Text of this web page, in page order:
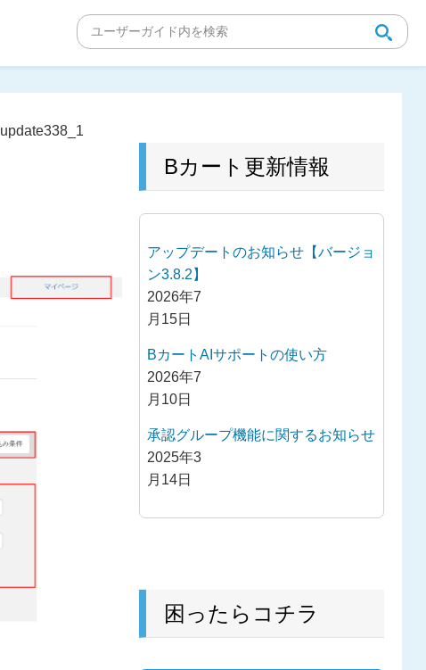
update338_1
Bカート更新情報
アップデートのお知らせ【バージョ
ン3.8.2】
2026年7
月15日
BカートAIサポートの使い方
2026年7
月10日
承認グループ機能に関するお知らせ
2025年3
月14日
困ったらコチラ